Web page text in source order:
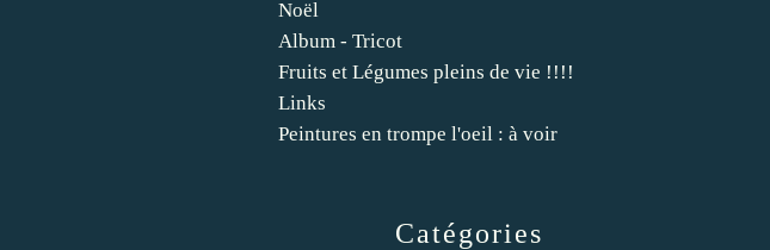
Catégories
Noël
Album - Tricot
Fruits et Légumes pleins de vie !!!!
Links
Peintures en trompe l'oeil : à voir